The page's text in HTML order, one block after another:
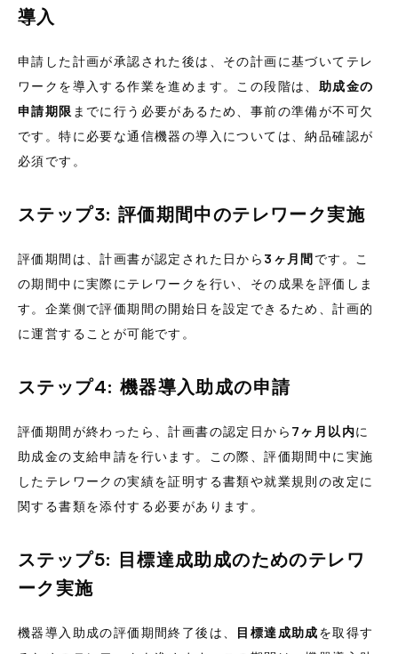
導入
申請した計画が承認された後は、その計画に基づいてテレ
ワークを導入する作業を進めます。この段階は、 助成金の
申請期限 までに行う必要があるため、事前の準備が不可欠
です。特に必要な通信機器の導入については、納品確認が
必須です。
ステップ3: 評価期間中のテレワーク実施
評価期間は、計画書が認定された日から 3ヶ月間です。こ
の期間中に実際にテレワークを行い、その成果を評価しま
す。企業側で評価期間の開始日を設定できるため、計画的
に運営することが可能です。
ステップ4: 機器導入助成の申請
評価期間が終わったら、計画書の認定日から 7ヶ月以内に
助成金の支給申請を行います。この際、評価期間中に実施
したテレワークの実績を証明する書類や就業規則の改定に
関する書類を添付する必要があります。
ステップ5: 目標達成助成のためのテレワ
ーク実施
機器導入助成の評価期間終了後は、 目標達成助成を取得す